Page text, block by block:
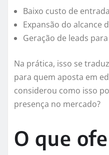
Baixo custo de
Expansão do alcance
Geração de leads
Na prática, isso se
para quem aposta em
considerou como isso
presença no mercado?
O que